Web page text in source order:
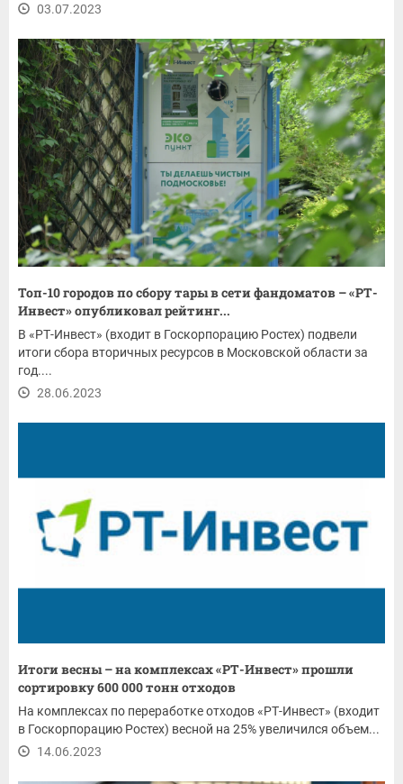
03.07.2023
Топ-10 городов по сбору тары в сети фандоматов – «РТ-
Инвест» опубликовал рейтинг...
В «РТ-Инвест» (входит в Госкорпорацию Ростех) подвели
итоги сбора вторичных ресурсов в Московской области за
год....
28.06.2023
Итоги весны – на комплексах «РТ-Инвест» прошли
сортировку 600 000 тонн отходов
На комплексах по переработке отходов «РТ-Инвест» (входит
в Госкорпорацию Ростех) весной на 25% увеличился объем...
14.06.2023